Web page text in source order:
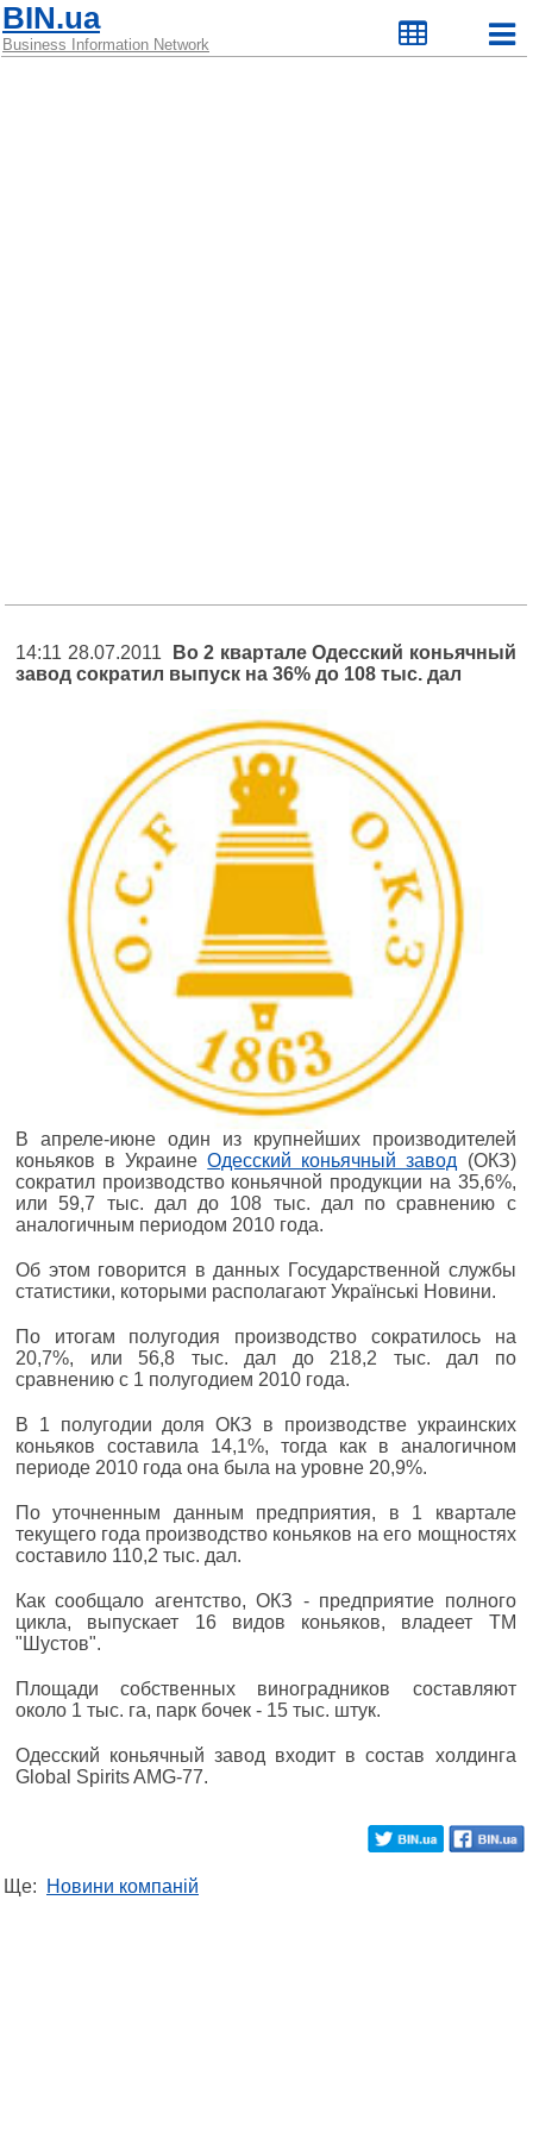
BIN.ua
Business Information Network
14:11 28.07.2011
Во 2 квартале Одесский коньячный
завод сократил выпуск на 36% до 108 тыс. дал
В апреле-июне один из крупнейших производителей
коньяков в УкраинеОдесский коньячный завод (ОКЗ)
сократил производство коньячной продукции на 35,6%,
или 59,7 тыс. дал до 108 тыс. дал по сравнению с
аналогичным периодом 2010 года.
Об этом говорится в данных Государственной службы
статистики, которыми располагают Українські Новини.
По итогам полугодия производство сократилось на
20,7%, или 56,8 тыс. дал до 218,2 тыс. дал по
сравнению с 1 полугодием 2010 года.
В 1 полугодии доля ОКЗ в производстве украинских
коньяков составила 14,1%, тогда как в аналогичном
периоде 2010 года она была на уровне 20,9%.
По уточненным данным предприятия, в 1 квартале
текущего года производство коньяков на его мощностях
составило 110,2 тыс. дал.
Как сообщало агентство, ОКЗ - предприятие полного
цикла, выпускает 16 видов коньяков, владеет ТМ
"Шустов".
Площади собственных виноградников составляют
около 1 тыс. га, парк бочек - 15 тыс. штук.
Одесский коньячный завод входит в состав холдинга
Global Spirits AMG-77.
Ще: Новини компаній